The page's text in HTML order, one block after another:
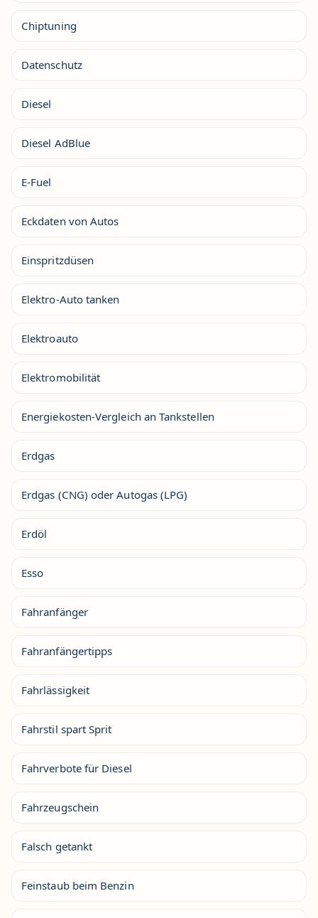
Chiptuning
Datenschutz
Diesel
Diesel AdBlue
E-Fuel
Eckdaten von Autos
Einspritzdüsen
Elektro-Auto tanken
Elektroauto
Elektromobilität
Energiekosten-Vergleich an Tankstellen
Erdgas
Erdgas (CNG) oder Autogas (LPG)
Erdöl
Esso
Fahranfänger
Fahranfängertipps
Fahrlässigkeit
Fahrstil spart Sprit
Fahrverbote für Diesel
Fahrzeugschein
Falsch getankt
Feinstaub beim Benzin